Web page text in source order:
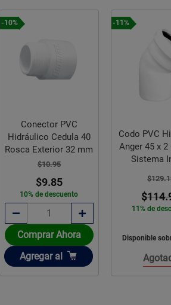
-10%
Conector PVC
Hidráulico Cedula 40
Rosca Exterior 32 mm
$10.95
$9.85
10% de descuento
Comprar Ahora
Añadir
Agregar al
-11%
Codo PVC
Anger 45 x 2
Sistema
11% de
Disponible